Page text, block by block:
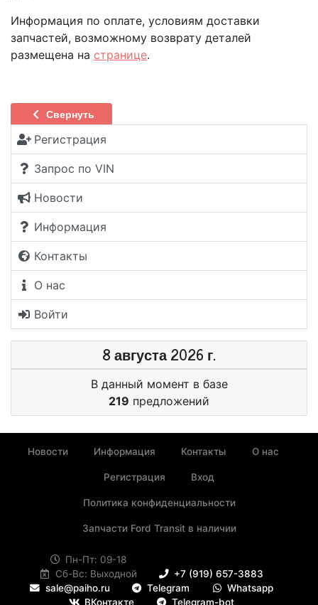
Свернуть
Регистрация
Запрос по VIN
Новости
Информация
Контакты
О нас
Войти
8 августа 2026 г.
В данный момент в базе
219 предложений
Информация по оплате, условиям доставки
запчастей, возможному возврату деталей
размещена на странице.
Новости Информация Контакты О нас
Регистрация Вход
Политика конфиденциальности
Запчасти Ford Transit в наличии
Пн-Пт: 09-18
Сб-Вс: Выходной
+7 (919) 657-3883
sale@paiho.ru
Telegram
Whatsapp
ВКонтакте
Telegram-bot